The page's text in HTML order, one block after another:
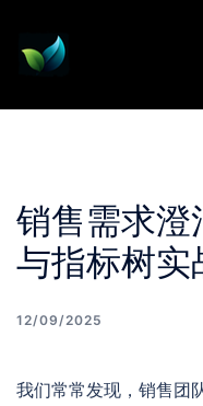
content
销售需求澄
与指标树实
12/09/2025
我们常常发现，销售团